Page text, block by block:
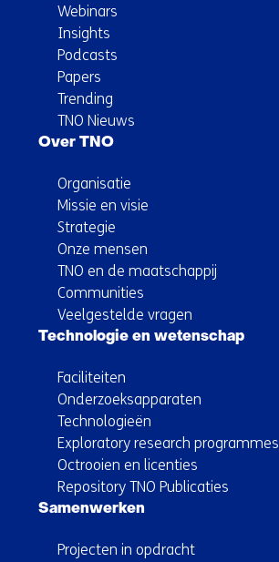
Webinars
Insights
Podcasts
Papers
Trending
TNO Nieuws
Over TNO
Organisatie
Missie en visie
Strategie
Onze mensen
TNO en de maatschappij
Communities
Veelgestelde vragen
Technologie en wetenschap
Faciliteiten
Onderzoeksapparaten
Technologieën
Exploratory research programmes
Octrooien en licenties
Repository TNO Publicaties
Samenwerken
Projecten in opdracht